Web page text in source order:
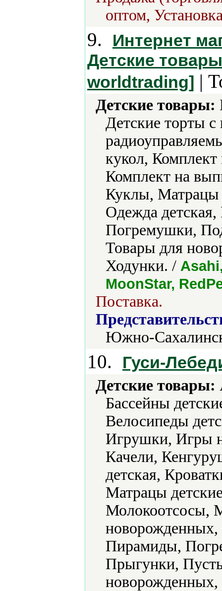
оптом,
9.
Интернет
Детские
worldtrading] |
Детские товары:
Детские торты
кукол, Комплект
Комплект на
Куклы, Матрацы
Одежда
Погремушки,
Товары для
Ходунки. /
MoonStar,
Поставка.
Южно-
10. Гуси-
Детские товары:
Бассейны
Велосипеды
Игрушки, Игры
Качели,
детская,
Матрацы
Молокоотсосы,
Пирамиды,
Прыгунки,